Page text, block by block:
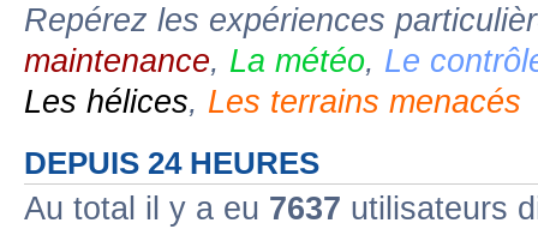
Repérez les expériences
maintenance, La météo, Le
Les hélices, Les terrains menacés
DEPUIS 24 HEURES
Au total il y a eu 7637 utilisateurs